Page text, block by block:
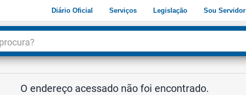
Diário Oficial Serviços Legislação Sou Servidor
O endereço acessado não foi encontrado.